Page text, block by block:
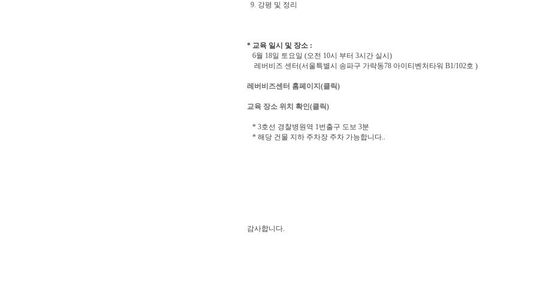
9. 강평 및 정리
* 교육 일시 및 장소 :
6월 18일 토요일 (오전 10시 부터 3시간 실시)
레버비즈 센터(서울특별시 송파구 가락동78 아이티벤처타워 B1/102호 )
레버비즈센터 홈페이지(클릭)
교육 장소 위치 확인(클릭)
* 3호선 경찰병원역 1번출구 도보 3분
* 해당 건물 지하 주차장 주차 가능합니다..
감사합니다.